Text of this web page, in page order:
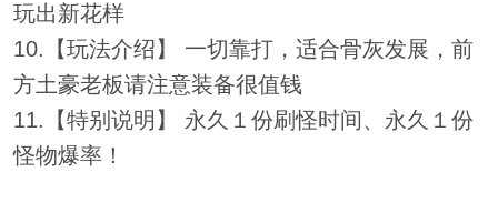
玩出新花样
10.【玩法介绍】 一切靠打，适合骨灰发展，前
方土豪老板请注意装备很值钱
11.【特别说明】 永久１份刷怪时间、永久１份
怪物爆率！